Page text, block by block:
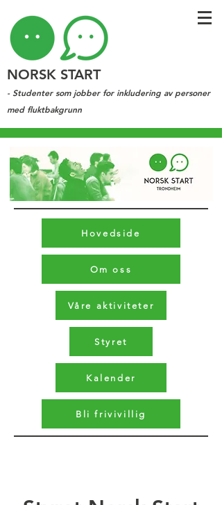
NORSK START
- Studenter som jobber for inkludering av personer
med fluktbakgrunn
Hovedside
Om oss
Våre aktiviteter
Styret
Kalender
Bli frivivillig